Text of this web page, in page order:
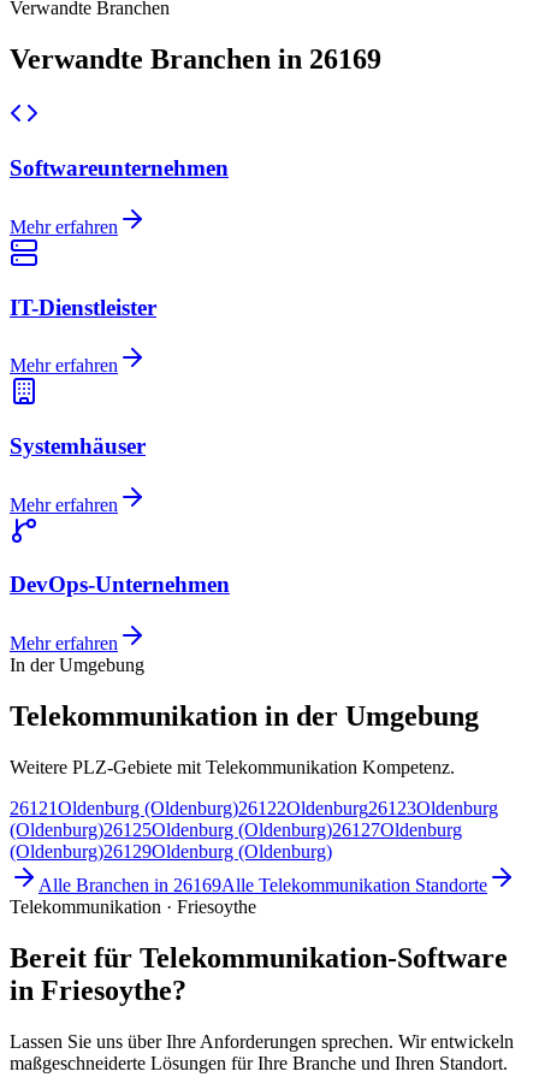
Verwandte Branchen
Verwandte Branchen in 26169
Softwareunternehmen
Mehr erfahren
IT-Dienstleister
Mehr erfahren
Systemhäuser
Mehr erfahren
DevOps-Unternehmen
Mehr erfahren
In der Umgebung
Telekommunikation in der Umgebung
Weitere PLZ-Gebiete mit Telekommunikation Kompetenz.
26121Oldenburg (Oldenburg)26122Oldenburg26123Oldenburg
(Oldenburg)26125Oldenburg (Oldenburg)26127Oldenburg
(Oldenburg)26129Oldenburg (Oldenburg)
Alle Branchen in 26169Alle Telekommunikation Standorte
Telekommunikation · Friesoythe
Bereit für Telekommunikation-Software
in Friesoythe?
Lassen Sie uns über Ihre Anforderungen sprechen. Wir entwickeln
maßgeschneiderte Lösungen für Ihre Branche und Ihren Standort.